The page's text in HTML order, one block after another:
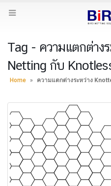
Tag - ความแตกต่าง
Netting กับ
Home » ความแตกต่างระหว่าง